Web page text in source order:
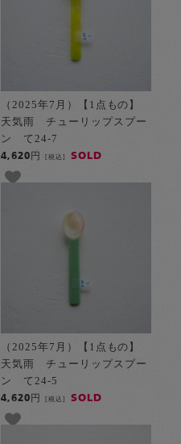
（2025年7月）【1点もの】
天気雨 チューリップスプー
ン て24-7
4,620円 [税込] SOLD
（2025年7月）【1点もの】
天気雨 チューリップスプー
ン て24-5
4,620円 [税込] SOLD